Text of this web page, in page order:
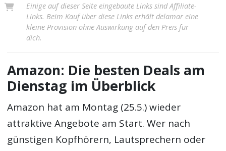
Einige auf dieser Seite eingebaute Links sind Affiliate-
Links. Beim Kauf über diese Links erhält delamar eine
kleine Provision ohne Auswirkung auf den Preis für
dich.
Amazon: Die besten Deals am
Dienstag im Überblick
Amazon hat am Montag (25.5.) wieder
attraktive Angebote am Start. Wer nach
günstigen Kopfhörern, Lautsprechern oder